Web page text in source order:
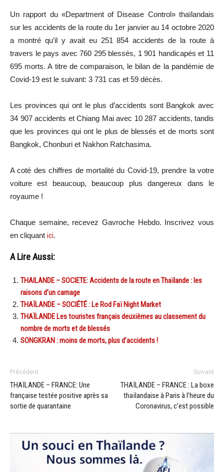
Un rapport du «Department of Disease Control» thaïlandais
sur les accidents de la route du 1er janvier au 14 octobre 2020
a montré qu’il y avait eu 251 854 accidents de la route à
travers le pays avec 760 295 blessés, 1 901 handicapés et 11
695 morts. A titre de comparaison, le bilan de la pandémie de
Covid-19 est le suivant: 3 731 cas et 59 décès.
Les provinces qui ont le plus d’accidents sont Bangkok avec
34 907 accidents et Chiang Mai avec 10 287 accidents, tandis
que les provinces qui ont le plus de blessés et de morts sont
Bangkok, Chonburi et Nakhon Ratchasima.
A coté des chiffres de mortalité du Covid-19, prendre la votre
voiture est beaucoup, beaucoup plus dangereux dans le
royaume !
Chaque semaine, recevez Gavroche Hebdo. Inscrivez vous
en cliquant ici.
A Lire Aussi:
THAILANDE – SOCIETE: Accidents de la route en Thaïlande : les
raisons d’un carnage
THAÏLANDE – SOCIÉTÉ : Le Rod Faï Night Market
THAÏLANDE Les touristes français deuxièmes au classement du
nombre de morts et de blessés
SONGKRAN : moins de morts, plus d’accidents !
Précédent
THAÏLANDE – FRANCE: Une
française testée positive après sa
sortie de quarantaine
Suivant
THAÏLANDE – FRANCE : La boxe
thaïlandaise à Paris à l’heure du
Coronavirus, c’est possible